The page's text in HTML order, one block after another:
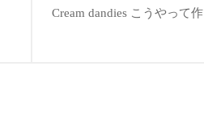
Cream dandies こうやって